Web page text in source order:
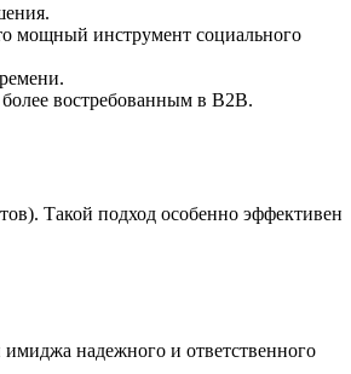
мощный инструмент социального
востребованным в B2B.
. Такой подход особенно эффективен
надежного и ответственного